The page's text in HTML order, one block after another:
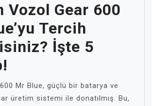
Vozol Gear 600
Tercih
İşte 5
Mr Blue, güçlü bir batarya ve
üretim sistemi ile donatılmış. Bu,